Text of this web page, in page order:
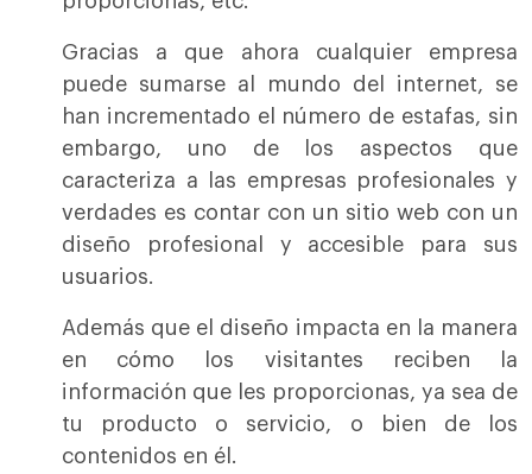
Gracias a que ahora cualquier empresa
puede sumarse al mundo del internet, se
han incrementado el número de estafas, sin
embargo, uno de los aspectos que
caracteriza a las empresas profesionales y
verdades es contar con un sitio web con un
diseño profesional y accesible para sus
usuarios.
Además que el diseño impacta en la manera
en cómo los visitantes reciben la
información que les proporcionas, ya sea de
tu producto o servicio, o bien de los
contenidos en él.